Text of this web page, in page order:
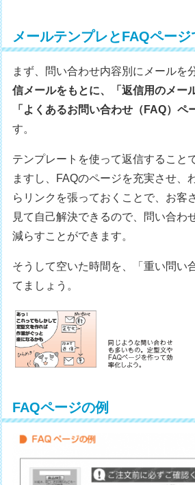
メールテンプレとFAQペー
まず、問い合わせ内容別にメールを
信メールをもとに、「返信用のメー
「よくあるお問い合わせ（FAQ）ペ
す。
テンプレートを使って返信すること
ますし、FAQのページを充実させ、
らリンクを張っておくことで、お客
見て自己解決できるので、問い合わ
減らすことができます。
そうして空いた時間を、「重い問い
てましょう。
FAQページの例